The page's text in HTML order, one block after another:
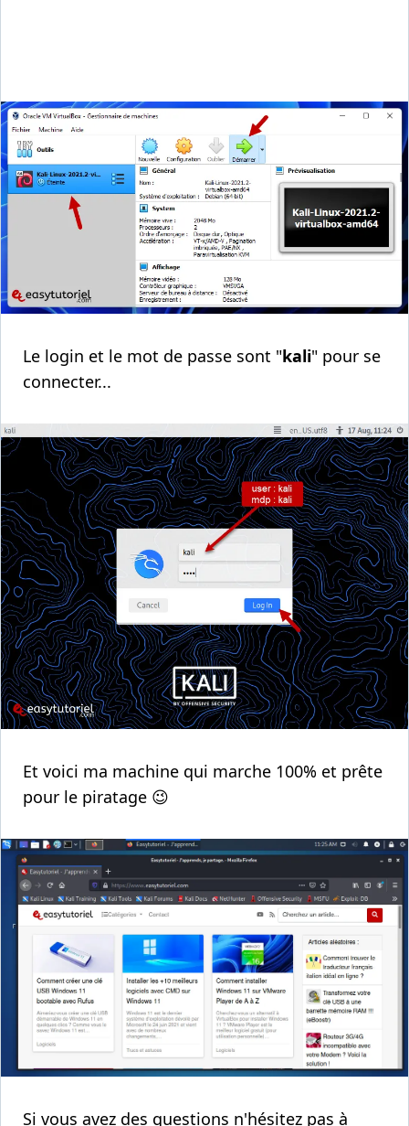
Le login et le mot de passe sont "kali" pour se
connecter...
Et voici ma machine qui marche 100% et prête
pour le piratage 😉
Si vous avez des questions n'hésitez pas à